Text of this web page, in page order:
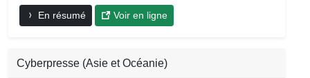
En résumé Voir en ligne
Cyberpresse (Asie et Océanie)